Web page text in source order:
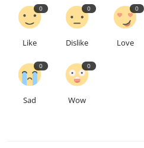
0
Like
0
Dislike
0
Love
0
Sad
0
Wow